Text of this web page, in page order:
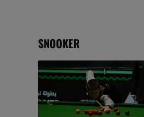
SNOOKER